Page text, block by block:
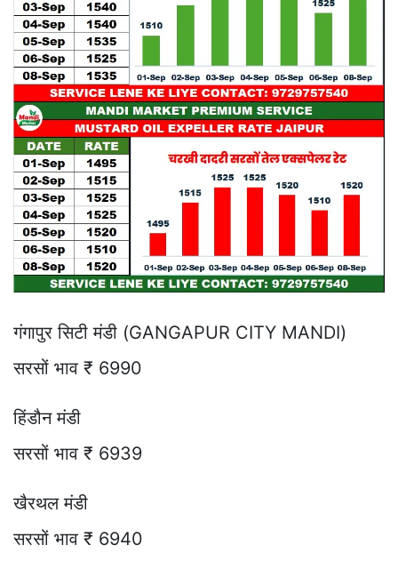
गंगापुर सिटी मंडी (GANGAPUR CITY MANDI)
सरसों भाव ₹ 6990
हिंडौन मंडी
सरसों भाव ₹ 6939
खैरथल मंडी
सरसों भाव ₹ 6940